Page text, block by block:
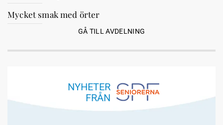
Mycket smak med örter
GÅ TILL AVDELNING
NYHETER
FRÅN